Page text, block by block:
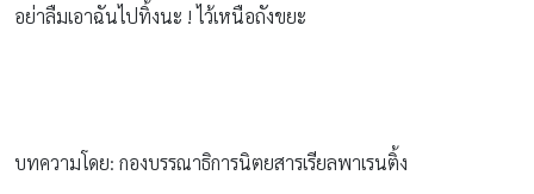
อย่าลืมเอาฉันไปทิ้งนะ ! ไว้เหนือถังขยะ
บทความโดย: กองบรรณาธิการนิตยสารเรียลพาเรนติ้ง